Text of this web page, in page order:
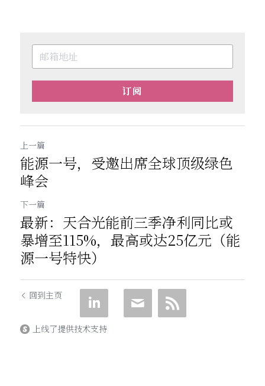
订阅
上一篇
能源一号，受邀出席全球顶级绿色
峰会
下一篇
最新：天合光能前三季净利同比或
暴增至115%，最高或达25亿元（能
源一号特快）
回到主页
上线了提供技术支持